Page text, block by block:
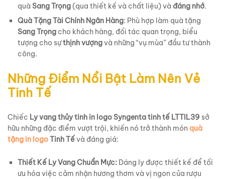
quà Sang Trọng(qua thiết kế và chất liệu) và đáng nhớ.
Quà Tặng Tài Chính Ngân Hàng: Phù hợp làm quà tặng
Sang Trọng cho khách hàng, đối tác quan trọng, biểu
tượng cho sựthịnh vượngvà những “vụ mùa” đầu tư thành
công.
Những Điểm Nổi Bật Làm Nên Vẻ
Tinh Tế
Chiếc Ly vang thủy tinh in logo Syngenta tinh tế LTTIL39 sở
hữu những đặc điểm vượt trội, khiến nó trở thành món quà
tặng in logoTinh Tếvà đáng giá:
Thiết Kế Ly Vang Chuẩn Mực: Dáng ly được thiết kế để tối
ưu hóa việc cảm nhận hương thơm và vị ngon của rượu